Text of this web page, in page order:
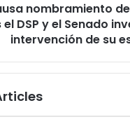
nombramiento
DSP y el Senado
intervención de su